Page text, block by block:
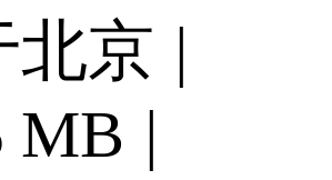
北京 |
MB |